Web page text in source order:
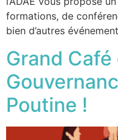
formations, de
bien d’autres
Grand Café
Poutine !